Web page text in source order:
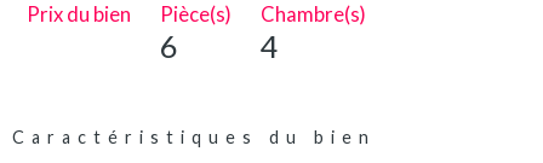
Prix du bien Pièce(s)
6
Chambre(s)
4
Caractéristiques du bien